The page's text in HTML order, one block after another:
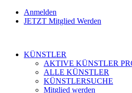
Anmelden
JETZT Mitglied Werden
KÜNSTLER
AKTIVE KÜNSTLER
ALLE KÜNSTLER
KÜNSTLERSUCHE
Mitglied werden